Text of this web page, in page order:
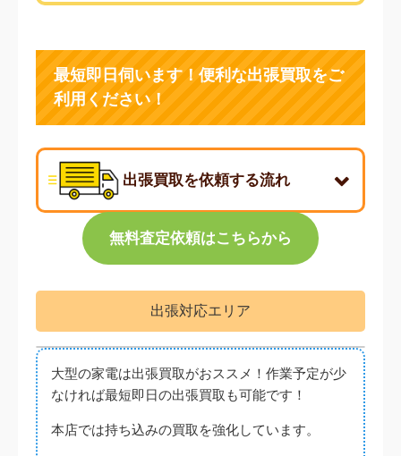
最短即日伺います！便利な出張買取をご
利用ください！
出張買取を依頼する流れ
1. 型番・機種を調べる
無料査定依頼はこちらから
出張対応エリア
熊谷市
深谷市
大型の家電は出張買取がおススメ！作業予定が少
なければ最短即日の出張買取も可能です！
本店では持ち込みの買取を強化しています。